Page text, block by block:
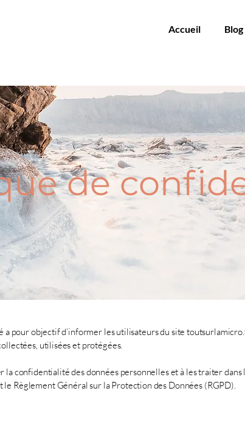
Accueil Blog
de
pour objectif d’informer les utilisateurs du site
utilisées et protégées.
la confidentialité des données personnelles et à les traiter dans
Règlement Général sur la Protection des Données (RGPD).